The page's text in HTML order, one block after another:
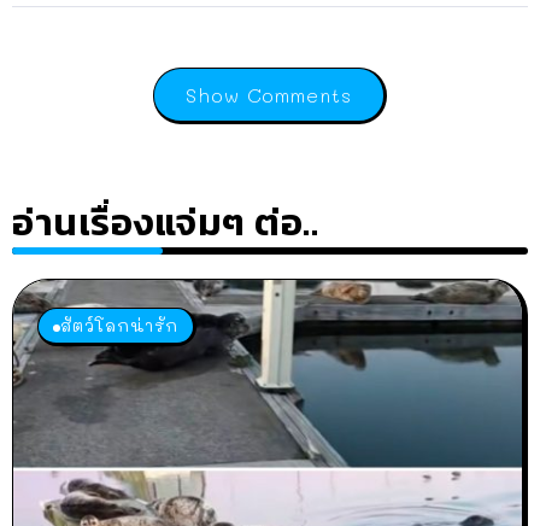
Show Comments
อ่านเรื่องแจ่มๆ ต่อ..
สัตว์โลกน่ารัก